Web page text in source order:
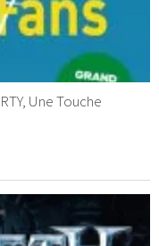
Une Touche